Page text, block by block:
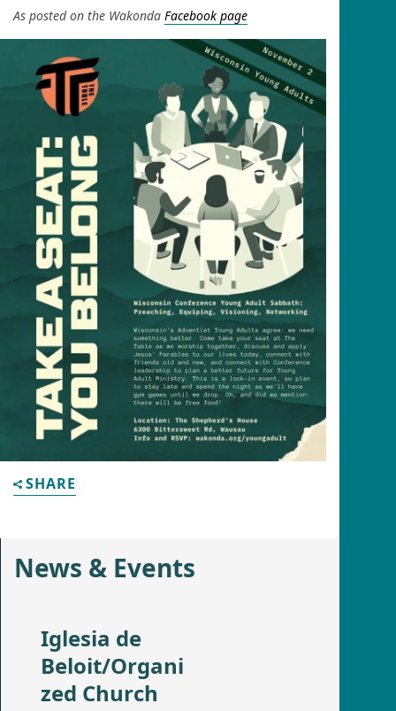
As posted on the Wakonda Facebook page
SHARE
News & Events
Iglesia de
Beloit/Organi
zed Church